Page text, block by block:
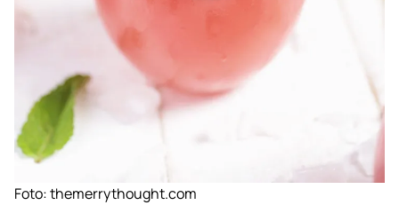
Foto:themerrythought.com